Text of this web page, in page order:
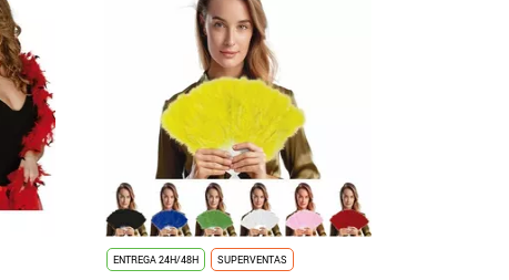
ENTREGA 24H/48H SUPERVENTAS